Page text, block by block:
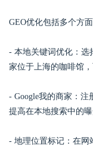
GEO优化包括多个方
- 本地关键词优化：选
家位于上海的咖啡馆
- Google我的商家：
提高在本地搜索中的曝
- 地理位置标记：在网